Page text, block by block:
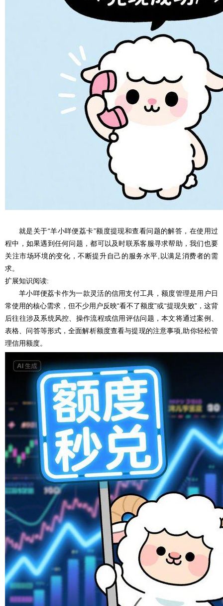
就是关于“羊小咩便荔卡”额度提现和查看问题的解答，在使用过
程中，如果遇到任何问题，都可以及时联系客服寻求帮助，我们也要
关注市场环境的变化，不断提升自己的服务水平,以满足消费者的需
求。
扩展知识阅读:
羊小咩便荔卡作为一款灵活的信用支付工具，额度管理是用户日
常使用的核心需求，但不少用户反映“看不了额度”或“提现失败”，这背
后往往涉及系统风控、操作流程或信用评估问题，本文将通过案例、
表格、问答等形式，全面解析额度查看与提现的注意事项,助你轻松管
理信用额度。